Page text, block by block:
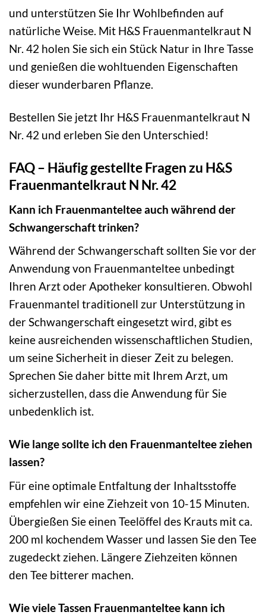
und unterstützen Sie Ihr Wohlbefinden auf
natürliche Weise. Mit H&S Frauenmantelkraut N
Nr. 42 holen Sie sich ein Stück Natur in Ihre Tasse
und genießen die wohltuenden Eigenschaften
dieser wunderbaren Pflanze.
Bestellen Sie jetzt Ihr H&S Frauenmantelkraut N
Nr. 42 und erleben Sie den Unterschied!
FAQ – Häufig gestellte Fragen zu H&S
Frauenmantelkraut N Nr. 42
Kann ich Frauenmanteltee auch während der
Schwangerschaft trinken?
Während der Schwangerschaft sollten Sie vor der
Anwendung von Frauenmanteltee unbedingt
Ihren Arzt oder Apotheker konsultieren. Obwohl
Frauenmantel traditionell zur Unterstützung in
der Schwangerschaft eingesetzt wird, gibt es
keine ausreichenden wissenschaftlichen Studien,
um seine Sicherheit in dieser Zeit zu belegen.
Sprechen Sie daher bitte mit Ihrem Arzt, um
sicherzustellen, dass die Anwendung für Sie
unbedenklich ist.
Wie lange sollte ich den Frauenmanteltee ziehen
lassen?
Für eine optimale Entfaltung der Inhaltsstoffe
empfehlen wir eine Ziehzeit von 10-15 Minuten.
Übergießen Sie einen Teelöffel des Krauts mit ca.
200 ml kochendem Wasser und lassen Sie den Tee
zugedeckt ziehen. Längere Ziehzeiten können
den Tee bitterer machen.
Wie viele Tassen Frauenmanteltee kann ich